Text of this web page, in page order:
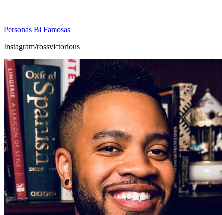
Personas Bi Famosas
Instagram/rossvictorious